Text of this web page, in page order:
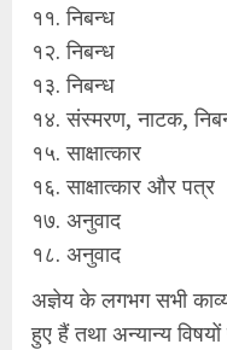
११. निबन्ध
१२. निबन्ध
१३. निबन्ध
१४. संस्मरण, नाटक,
१५. साक्षात्कार
१६. साक्षात्कार और पत्र
१७. अनुवाद
१८. अनुवाद
अज्ञेय के लगभग सभी
हुए हैं तथा अन्यान्य